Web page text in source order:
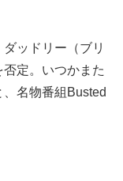
ッドリー（ブリ
定。いつかまた
名物番組Busted